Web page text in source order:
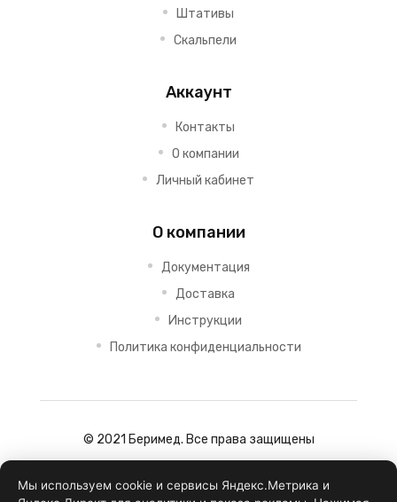
Штативы
Скальпели
Аккаунт
Контакты
О компании
Личный кабинет
О компании
Документация
Доставка
Инструкции
Политика конфиденциальности
© 2021 Беримед. Все права защищены
Мы используем cookie и сервисы Яндекс.Метрика и